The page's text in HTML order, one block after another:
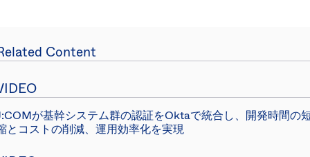
トでは、その力が証明されました。週末を利用してOkta
えることは、非常に重要なことです。これを1回の週末だ
で45,000人のユーザー向けに実施するということは、大
な変化です。
者1： しかし、それをシームレスに行うことができ、さら
その上にMFAのレイヤーを導入できました。当初は、スタ
Content
が基幹システム群の認証をOktaで統合し、開発時間の
とコストの削減、運用効率化を実現